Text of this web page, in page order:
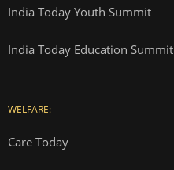
India Today Youth Summit
India Today Education Summit
WELFARE:
Care Today